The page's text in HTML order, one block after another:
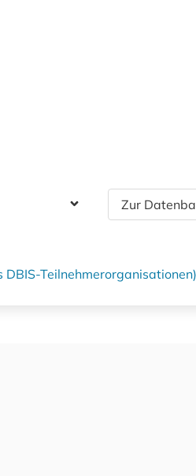
Zur
Teilnehmerorganisationen)